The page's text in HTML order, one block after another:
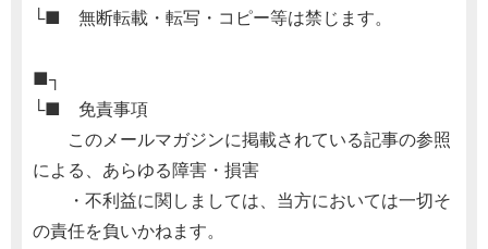
└■ 無断転載・転写・コピー等は禁じます。
■┐
└■ 免責事項
このメールマガジンに掲載されている記事の参照
による、あらゆる障害・損害
・不利益に関しましては、当方においては一切そ
の責任を負いかねます。